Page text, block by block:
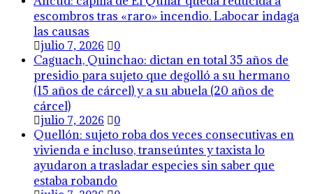
escombros tras «raro» incendio. Labocar indaga
las causas
julio 7, 2026 0
Caguach, Quinchao: dictan en total 35 años de
presidio para sujeto que degolló a su hermano
(15 años de cárcel) y a su abuela (20 años de
cárcel)
julio 7, 2026 0
Quellón: sujeto roba dos veces consecutivas en
vivienda e incluso, transeúntes y taxista lo
ayudaron a trasladar especies sin saber que
estaba robando